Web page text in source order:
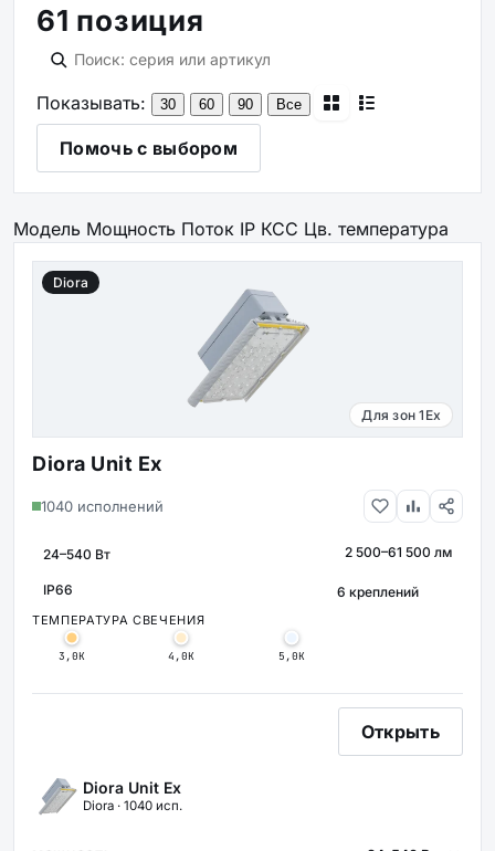
61 позиция
Показывать: 30 60 90 Все
Помочь с выбором
Модель Мощность Поток IP КСС Цв. температура
Diora
Для зон 1Ex
Diora Unit Ex
1040 исполнений
МОЩНОСТЬ СВЕТОВОЙ ПОТОК
2 500–61 500 лм
ЗАЩИТА
IP66 КРЕПЛЕНИЕ
ТЕМПЕРАТУРА СВЕЧЕНИЯ
3,0К 4,0К 5,0К
Открыть
Diora Unit Ex
Diora · 1040 исп.